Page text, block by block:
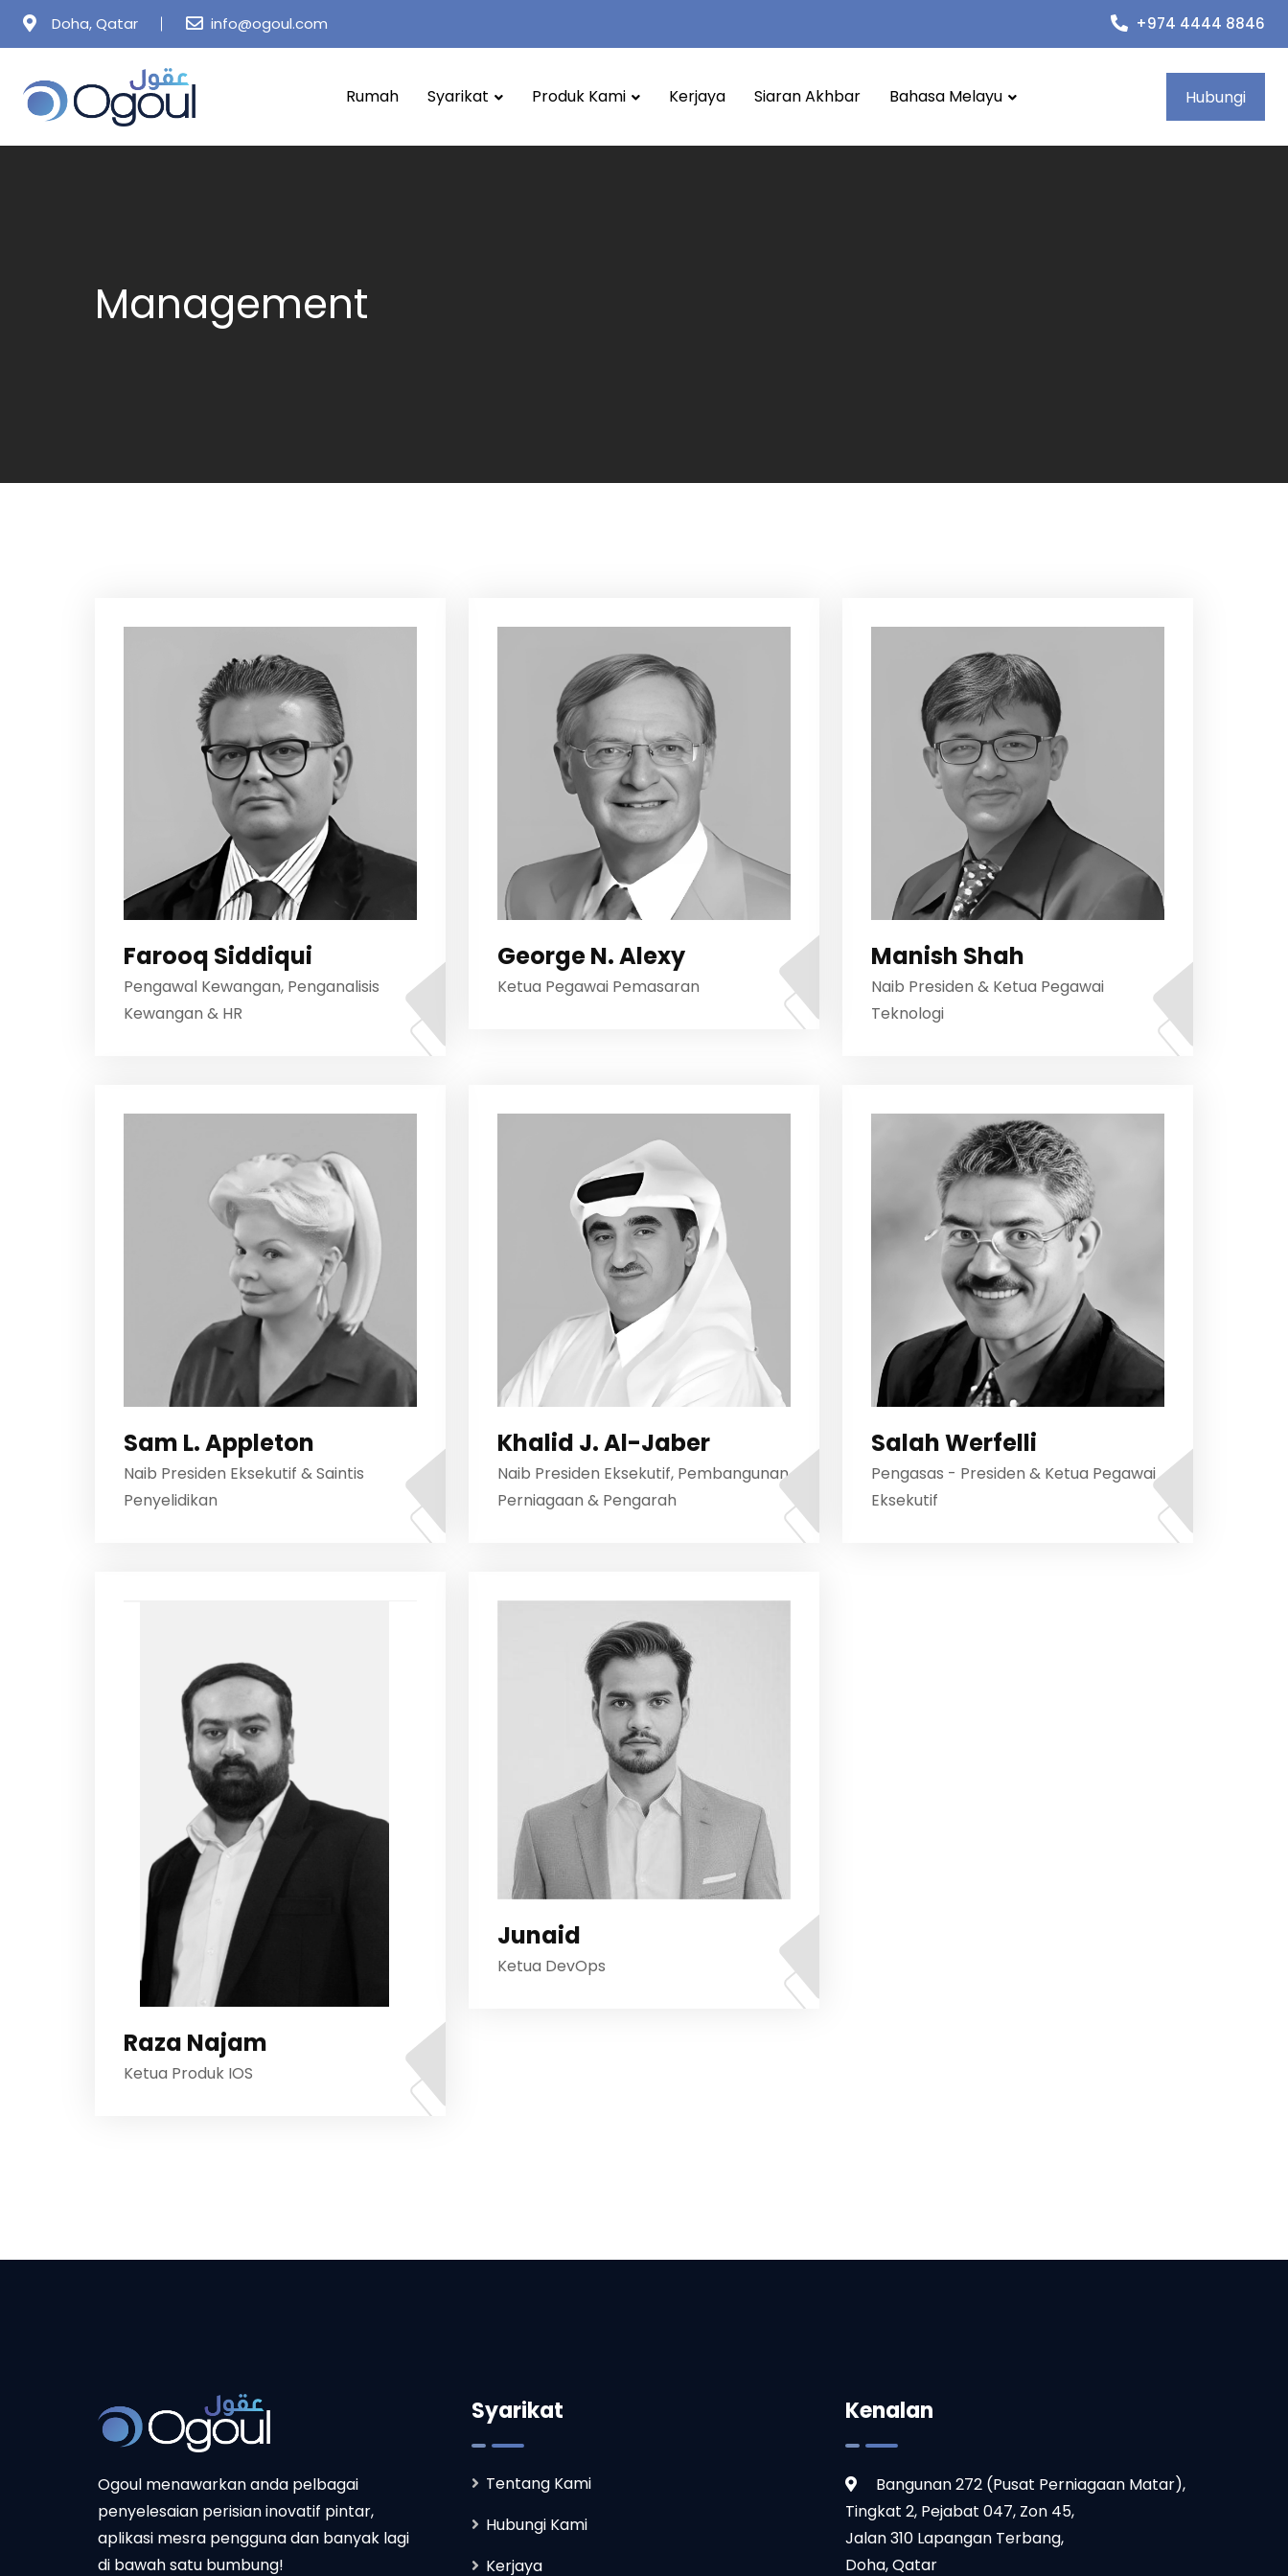
Skip
Doha, Qatar info@ogoul.com +974 4444 8846
Rumah Syarikat Produk Kami Kerjaya Siaran Akhbar Bahasa Melayu Hubungi
Management
Farooq Siddiqui
Pengawal Kewangan, Penganalisis
Kewangan & HR
George N. Alexy
Ketua Pegawai Pemasaran
Manish Shah
Naib Presiden & Ketua Pegawai
Teknologi
Sam L. Appleton
Naib Presiden Eksekutif & Saintis
Penyelidikan
Khalid J. Al-Jaber
Naib Presiden Eksekutif, Pembangunan
Perniagaan & Pengarah
Salah Werfelli
Pengasas - Presiden & Ketua Pegawai
Eksekutif
Raza Najam
Ketua Produk IOS
Junaid
Ketua DevOps
Ogoul menawarkan anda pelbagai
penyelesaian perisian inovatif pintar,
aplikasi mesra pengguna dan banyak lagi
di bawah satu bumbung!
Syarikat
Tentang Kami
Hubungi Kami
Kerjaya
Kenalan
Bangunan 272 (Pusat Perniagaan Matar),
Tingkat 2, Pejabat 047, Zon 45,
Jalan 310 Lapangan Terbang,
Doha, Qatar